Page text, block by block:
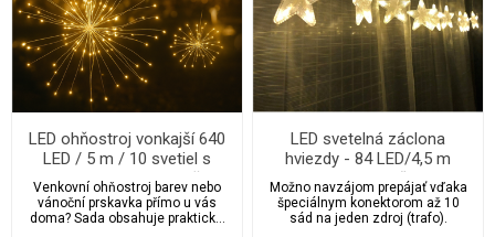
LED ohňostroj vonkajší 640
LED / 5 m / 10 svetiel s
programami + ovládač +
časovač + háčiky na
zavesenie
Venkovní ohňostroj barev nebo
vánoční prskavka přímo u vás
doma? Sada obsahuje praktické
LED svetelná záclona
hviezdy - 84 LED/4,5 m
prepojovateľná
Možno navzájom prepájať vďaka
špeciálnym konektorom až 10
sád na jeden zdroj (trafo).